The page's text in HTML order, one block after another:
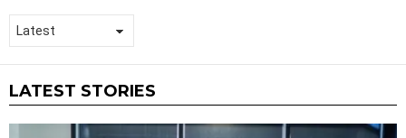
LATEST STORIES